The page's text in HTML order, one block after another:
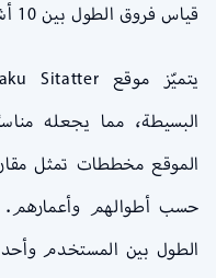
قياس فروق الطول بين 10 أشخاص أو أقل.
البسيطة، مما يجعله
الموقع مخططات تمثل
حسب أطوالهم وأعمارهم.
الطول بين المستخدم وأحد